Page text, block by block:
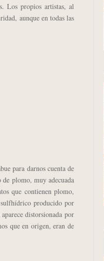
Los propios artistas, al
aunque en todas las
para darnos cuenta de
plomo, muy adecuada
que contienen plomo,
producido por
distorsionada por
que en origen, eran de